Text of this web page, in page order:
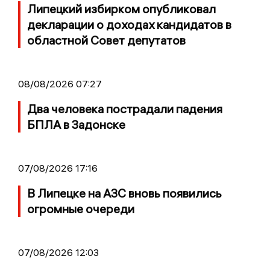
Липецкий избирком опубликовал
декларации о доходах кандидатов в
областной Совет депутатов
08/08/2026 07:27
Два человека пострадали падения
БПЛА в Задонске
07/08/2026 17:16
В Липецке на АЗС вновь появились
огромные очереди
07/08/2026 12:03